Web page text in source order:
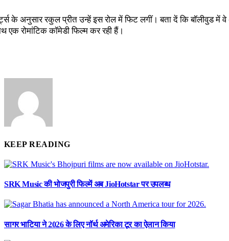
के अनुसार रकुल प्रीत उन्हें इस रोल में फिट लगीं। बता दें कि बॉलीवुड में
एक रोमांटिक कॉमेडी फिल्म कर रही हैं।
KEEP READING
SRK Music की भोजपुरी फिल्में अब JioHotstar पर उपलब्ध
सागर भाटिया ने 2026 के लिए नॉर्थ अमेरिका टूर का ऐलान किया